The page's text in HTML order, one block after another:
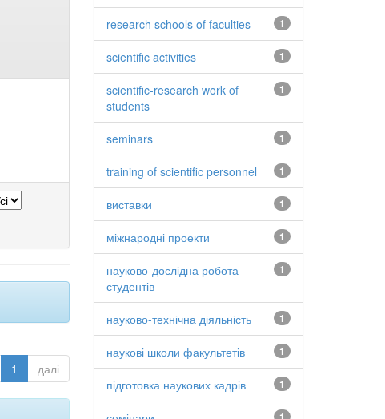
1 далі
1
research schools of faculties
1
scientific activities
1
scientific-research work of
students
1
seminars
1
training of scientific personnel
1
виставки
1
міжнародні проекти
1
науково-дослідна робота
студентів
1
науково-технічна діяльність
1
наукові школи факультетів
1
підготовка наукових кадрів